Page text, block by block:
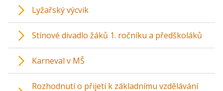
Lyžařský výcvik
Stínové divadlo žáků 1. ročníku a předškoláků
Karneval v MŠ
Rozhodnutí o přijetí k základnímu vzdělávání